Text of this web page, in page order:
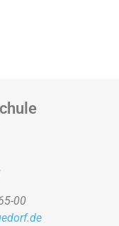
00